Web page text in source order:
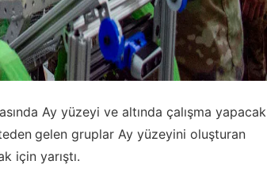
Ay yüzeyi ve altında çalışma yapacak
gelen gruplar Ay yüzeyini oluşturan
için yarıştı.